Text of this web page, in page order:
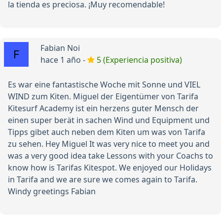
la tienda es preciosa. ¡Muy recomendable!
Fabian Noi
hace 1 año -
5 (Experiencia positiva)
Es war eine fantastische Woche mit Sonne und VIEL
WIND zum Kiten. Miguel der Eigentümer von Tarifa
Kitesurf Academy ist ein herzens guter Mensch der
einen super berät in sachen Wind und Equipment und
Tipps gibet auch neben dem Kiten um was von Tarifa
zu sehen. Hey Miguel It was very nice to meet you and
was a very good idea take Lessons with your Coachs to
know how is Tarifas Kitespot. We enjoyed our Holidays
in Tarifa and we are sure we comes again to Tarifa.
Windy greetings Fabian